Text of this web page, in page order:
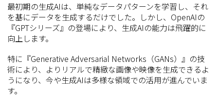
最初期の生成AIは、単純なデータパターンを学習し、それ
を基にデータを生成するだけでした。しかし、OpenAIの
『GPTシリーズ』の登場により、生成AIの能力は飛躍的に
向上します。
特に『Generative Adversarial Networks（GANs）』の技
術により、よりリアルで精緻な画像や映像を生成できるよ
うになり、今や生成AIは多様な領域での活用が進んでいま
す。